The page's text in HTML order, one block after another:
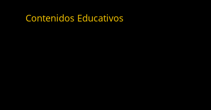
Contenidos Educativos